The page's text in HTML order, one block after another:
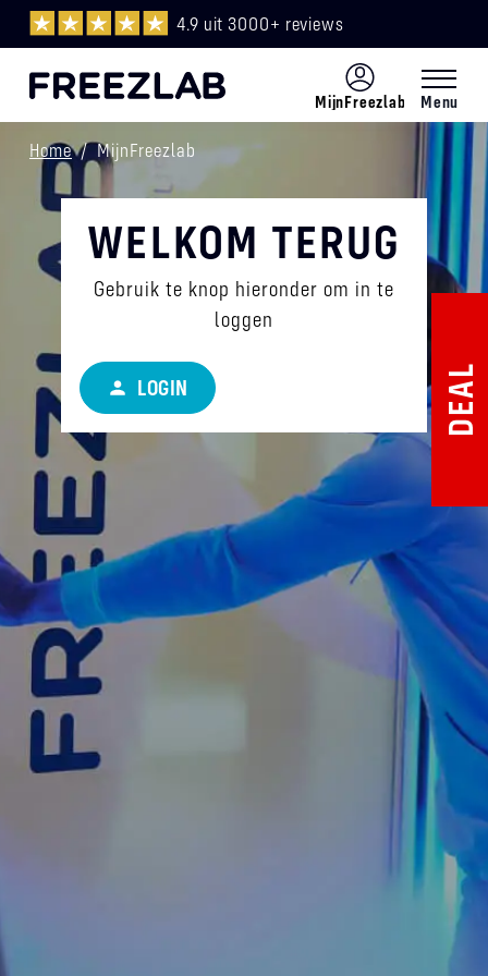
4.9 uit 3000+ reviews
DEAL
MijnFreezlab
Menu
NL
Home / MijnFreezlab
WELKOM TERUG
Gebruik te knop hieronder om in te
loggen
LOGIN